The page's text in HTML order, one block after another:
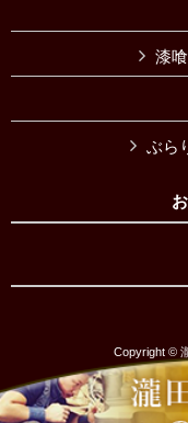
漆
ぶら
Copyright ©